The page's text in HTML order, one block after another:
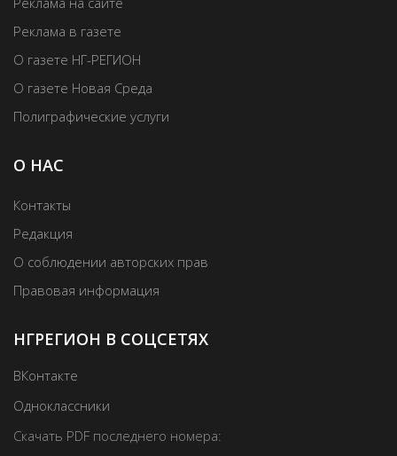
Реклама в газете
О газете НГ-РЕГИОН
О газете Новая Среда
Полиграфические услуги
О НАС
Контакты
Редакция
О соблюдении авторских прав
Правовая информация
НГРЕГИОН В СОЦСЕТЯХ
ВКонтакте
Одноклассники
Скачать PDF последнего номера: